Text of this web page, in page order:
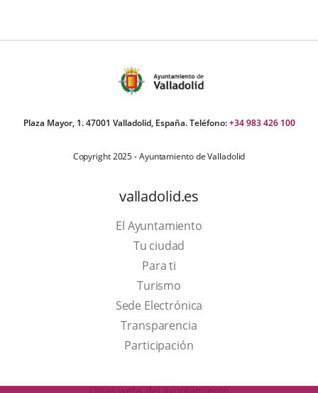
Plaza Mayor, 1. 47001 Valladolid, España. Teléfono:+34 983 426 100
Copyright 2025 - Ayuntamiento de Valladolid
valladolid.es
El Ayuntamiento
Tu ciudad
Para ti
TurismoThis
link
will
open
a
Sede Electrónica
Transparencia
Participación